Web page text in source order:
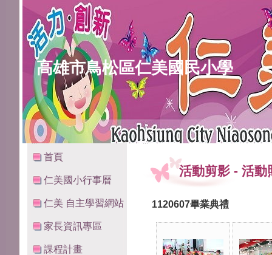
高雄市鳥松區仁美國民小學
:::
首頁
仁美國小行事曆
仁美 自主學習網站
家長資訊專區
課程計畫
:::
活動剪影 - 活動
1120607畢業典禮